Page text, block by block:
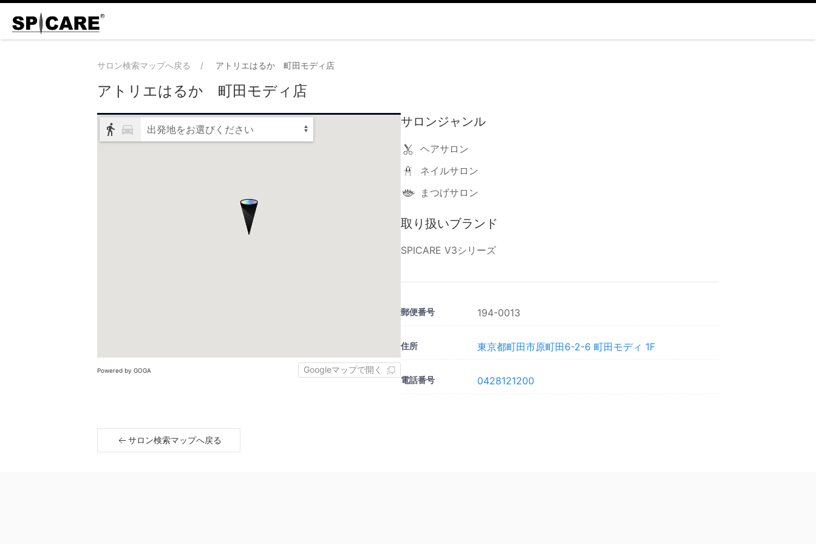
サロン検索マップへ戻る アトリエはるか 町田モディ店
アトリエはるか 町田モディ店
出発地をお選びください
Powered by GOGA Googleマップで開く
サロンジャンル
ヘアサロン
ネイルサロン
まつげサロン
取り扱いブランド
SPICARE V3シリーズ
郵便番号 194-0013
住所 東京都町田市原町田6-2-6 町田モディ 1F
電話番号 0428121200
サロン検索マップへ戻る